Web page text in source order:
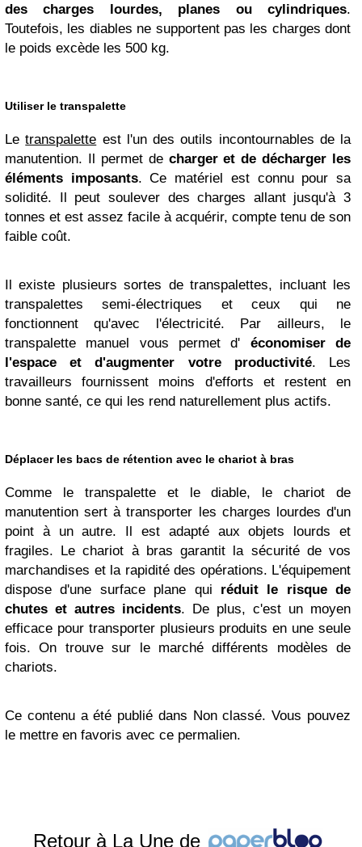
des charges lourdes, planes ou cylindriques.
Toutefois, les diables ne supportent pas les charges dont
le poids excède les 500 kg.
Utiliser le transpalette
Letranspalette est l'un des outils incontournables de la
manutention. Il permet de charger et de décharger les
éléments imposants. Ce matériel est connu pour sa
solidité. Il peut soulever des charges allant jusqu'à 3
tonnes et est assez facile à acquérir, compte tenu de son
faible coût.
Il existe plusieurs sortes de transpalettes, incluant les
transpalettes semi-électriques et ceux qui ne
fonctionnent qu'avec l'électricité. Par ailleurs, le
transpalette manuel vous permet d' économiser de
l'espace et d'augmenter votre productivité. Les
travailleurs fournissent moins d'efforts et restent en
bonne santé, ce qui les rend naturellement plus actifs.
Déplacer les bacs de rétention avec le chariot à bras
Comme le transpalette et le diable, le chariot de
manutention sert à transporter les charges lourdes d'un
point à un autre. Il est adapté aux objets lourds et
fragiles. Le chariot à bras garantit la sécurité de vos
marchandises et la rapidité des opérations. L'équipement
dispose d'une surface plane qui réduit le risque de
chutes et autres incidents. De plus, c'est un moyen
efficace pour transporter plusieurs produits en une seule
fois. On trouve sur le marché différents modèles de
chariots.
Ce contenu a été publié dans Non classé. Vous pouvez
le mettre en favoris avec ce permalien.
Retour à La Une de